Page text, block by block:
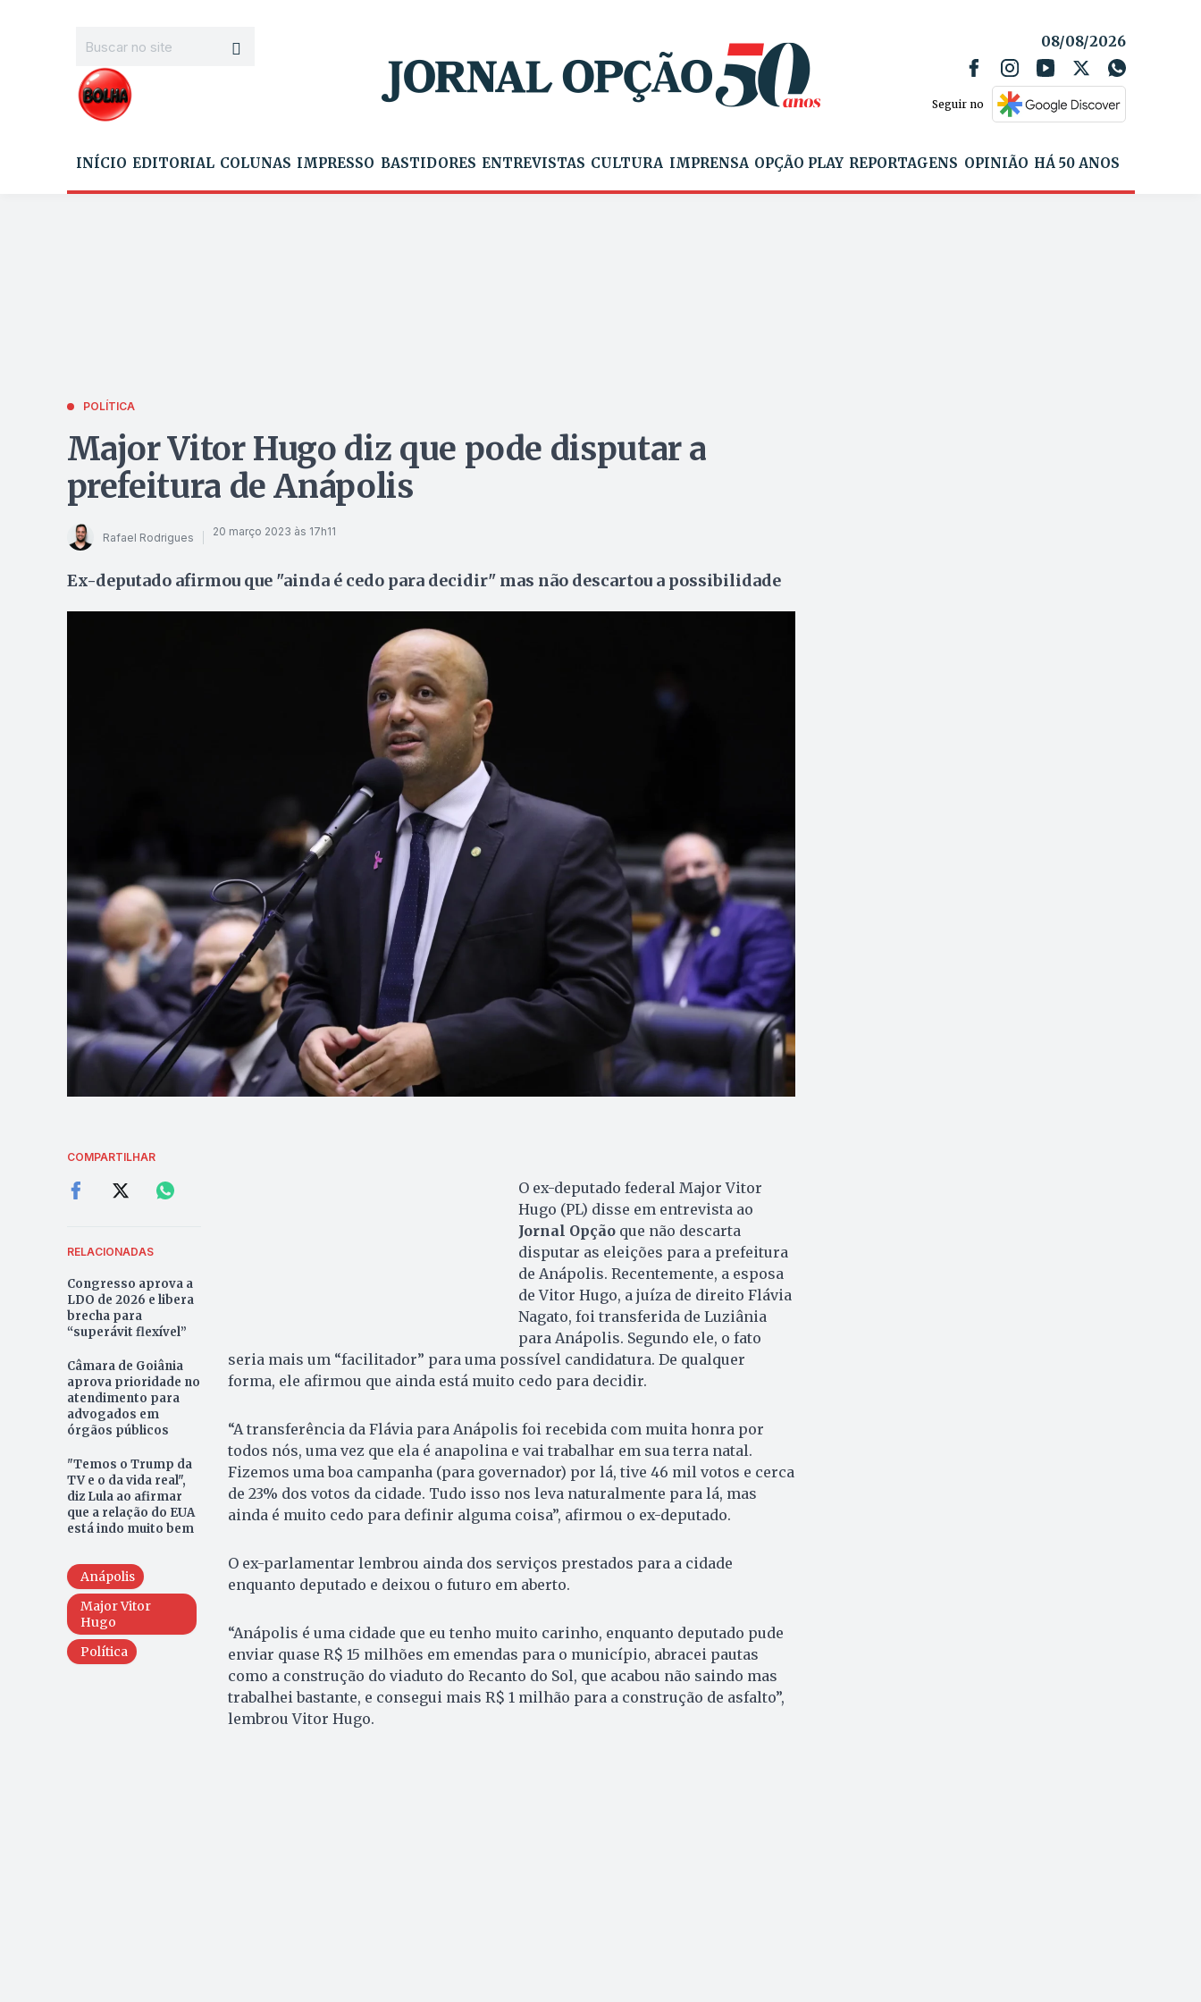
08/08/2026
Seguir no
INÍCIO EDITORIAL COLUNAS IMPRESSO BASTIDORES ENTREVISTAS CULTURA IMPRENSA OPÇÃO PLAY REPORTAGENS OPINIÃO HÁ 50 ANOS
POLÍTICA
Major Vitor Hugo diz que pode disputar a
prefeitura de Anápolis
Rafael Rodrigues 20 março 2023 às 17h11
Ex-deputado afirmou que "ainda é cedo para decidir" mas não descartou a possibilidade
COMPARTILHAR
RELACIONADAS
Congresso aprova a
LDO de 2026 e libera
brecha para
“superávit flexível”
Câmara de Goiânia
aprova prioridade no
atendimento para
advogados em
órgãos públicos
"Temos o Trump da
TV e o da vida real",
diz Lula ao afirmar
que a relação do EUA
está indo muito bem
Anápolis
Major Vitor
Hugo
Política
O ex-deputado federal Major Vitor
Hugo (PL) disse em entrevista ao
Jornal Opçãoque não descarta
disputar as eleições para a prefeitura
de Anápolis. Recentemente, a esposa
de Vitor Hugo, a juíza de direito Flávia
Nagato, foi transferida de Luziânia
para Anápolis. Segundo ele, o fato
seria mais um “facilitador” para uma possível candidatura. De qualquer
forma, ele afirmou que ainda está muito cedo para decidir.
“A transferência da Flávia para Anápolis foi recebida com muita honra por
todos nós, uma vez que ela é anapolina e vai trabalhar em sua terra natal.
Fizemos uma boa campanha (para governador) por lá, tive 46 mil votos e cerca
de 23% dos votos da cidade. Tudo isso nos leva naturalmente para lá, mas
ainda é muito cedo para definir alguma coisa”, afirmou o ex-deputado.
O ex-parlamentar lembrou ainda dos serviços prestados para a cidade
enquanto deputado e deixou o futuro em aberto.
“Anápolis é uma cidade que eu tenho muito carinho, enquanto deputado pude
enviar quase R$ 15 milhões em emendas para o município, abracei pautas
como a construção do viaduto do Recanto do Sol, que acabou não saindo mas
trabalhei bastante, e consegui mais R$ 1 milhão para a construção de asfalto”,
lembrou Vitor Hugo.